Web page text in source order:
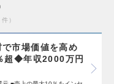
件
で市場価値を高め
超◆年収2000万円